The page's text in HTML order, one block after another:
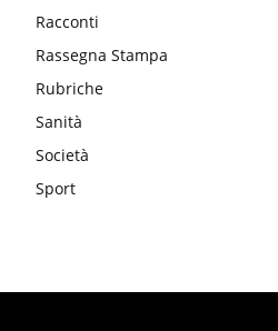
Racconti
Rassegna Stampa
Rubriche
Sanità
Società
Sport